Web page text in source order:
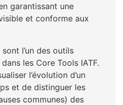
garantissant une
et conforme aux
l’un des outils
les Core Tools IATF.
l’évolution d’un
et de distinguer les
communes) des